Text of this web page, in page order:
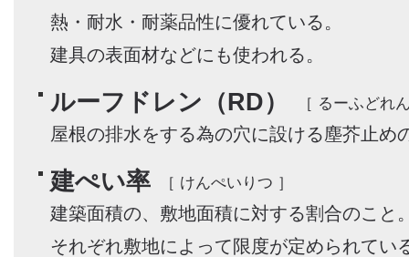
熱・耐水・耐薬品性に優れている。
建具の表面材などにも使われる。
ルーフドレン（RD） ［ るーふどれ
屋根の排水をする為の穴に設ける塵芥止め
建ぺい率 ［ けんぺいりつ ］
建築面積の、敷地面積に対する割合のこと
それぞれ敷地によって限度が定められてい